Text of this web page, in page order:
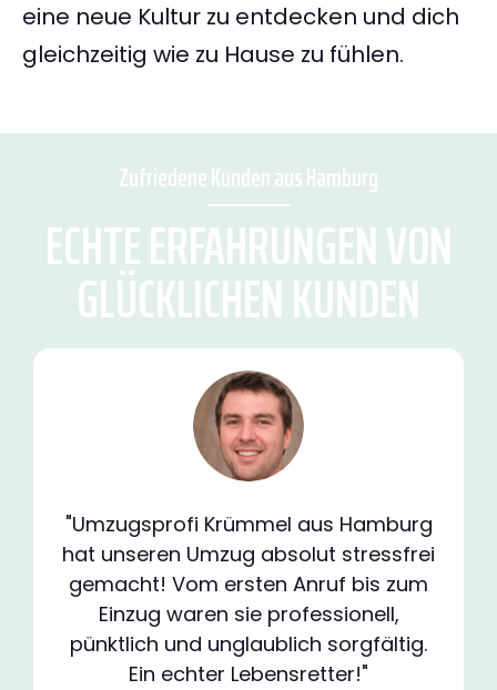
eine neue Kultur zu entdecken und dich
gleichzeitig wie zu Hause zu fühlen.
Zufriedene Kunden aus Hamburg
ECHTE ERFAHRUNGEN VON
GLÜCKLICHEN KUNDEN
"Umzugsprofi Krümmel aus Hamburg
hat unseren Umzug absolut stressfrei
gemacht! Vom ersten Anruf bis zum
Einzug waren sie professionell,
pünktlich und unglaublich sorgfältig.
Ein echter Lebensretter!"